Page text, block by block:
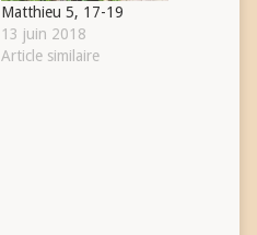
Matthieu 5, 17-19
13 juin 2018
Article similaire